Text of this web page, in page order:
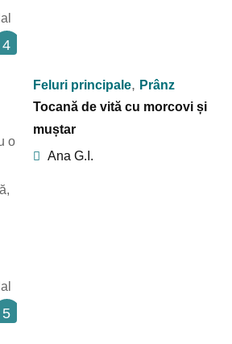
4
5
Feluri principale, Prânz
Tocană de vită cu morcovi și
muștar
Ana G.I.